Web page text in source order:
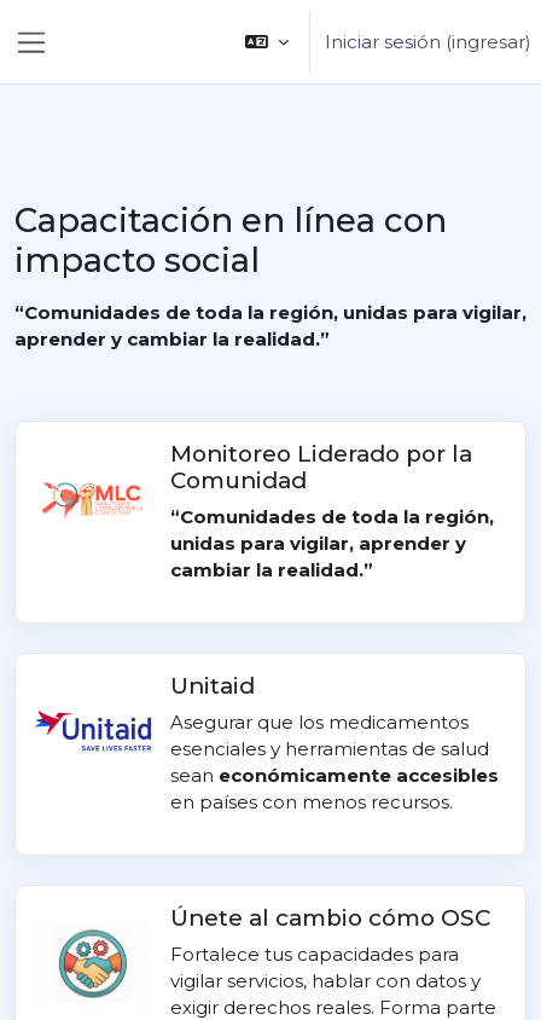
Iniciar sesión (ingresar)
Capacitación en línea con
impacto social
“Comunidades de toda la región, unidas para vigilar,
aprender y cambiar la realidad.”
Monitoreo Liderado por la
Comunidad
“Comunidades de toda la región,
unidas para vigilar, aprender y
cambiar la realidad.”
Unitaid
Asegurar que los medicamentos
esenciales y herramientas de salud
sean económicamente accesibles
en países con menos recursos.
Únete al cambio cómo OSC
Fortalece tus capacidades para
vigilar servicios, hablar con datos y
exigir derechos reales. Forma parte